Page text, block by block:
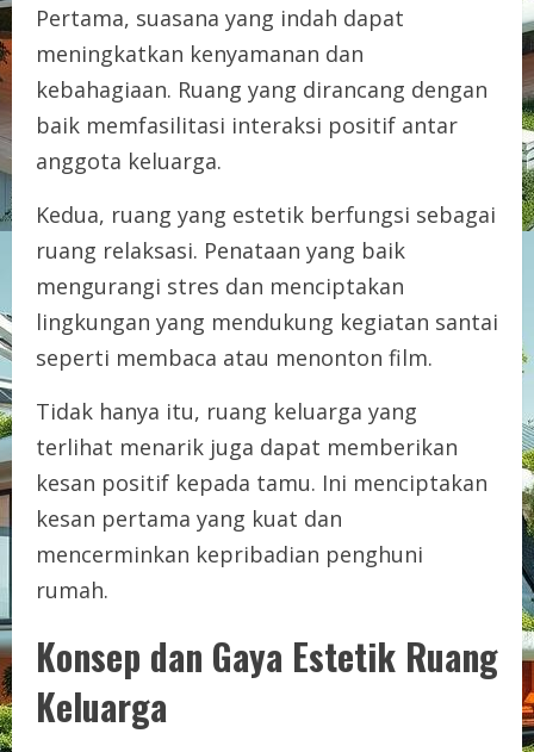
Pertama, suasana yang indah dapat
meningkatkan kenyamanan dan
kebahagiaan. Ruang yang dirancang dengan
baik memfasilitasi interaksi positif antar
anggota keluarga.
Kedua, ruang yang estetik berfungsi sebagai
ruang relaksasi. Penataan yang baik
mengurangi stres dan menciptakan
lingkungan yang mendukung kegiatan santai
seperti membaca atau menonton film.
Tidak hanya itu, ruang keluarga yang
terlihat menarik juga dapat memberikan
kesan positif kepada tamu. Ini menciptakan
kesan pertama yang kuat dan
mencerminkan kepribadian penghuni
rumah.
Konsep dan Gaya Estetik Ruang
Keluarga